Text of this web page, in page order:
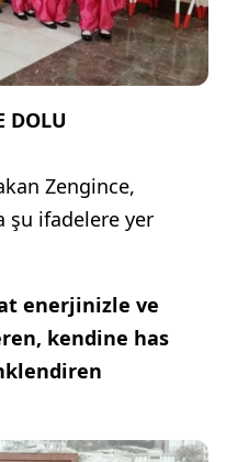
DOLU
Zengince,
şu ifadelere yer
enerjinizle ve
kendine has